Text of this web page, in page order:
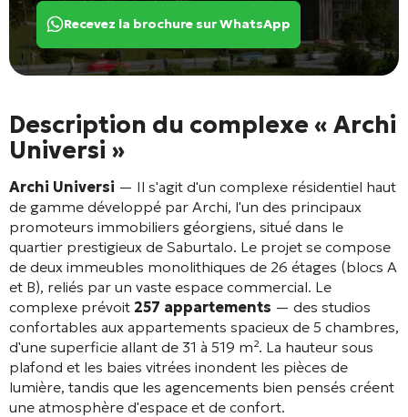
Recevez la brochure sur WhatsApp
Description du complexe « Archi
Universi »
Archi Universi — Il s'agit d'un complexe résidentiel haut
de gamme développé par Archi, l'un des principaux
promoteurs immobiliers géorgiens, situé dans le
quartier prestigieux de Saburtalo. Le projet se compose
de deux immeubles monolithiques de 26 étages (blocs A
et B), reliés par un vaste espace commercial. Le
complexe prévoit 257 appartements — des studios
confortables aux appartements spacieux de 5 chambres,
d'une superficie allant de 31 à 519 m². La hauteur sous
plafond et les baies vitrées inondent les pièces de
lumière, tandis que les agencements bien pensés créent
une atmosphère d'espace et de confort.